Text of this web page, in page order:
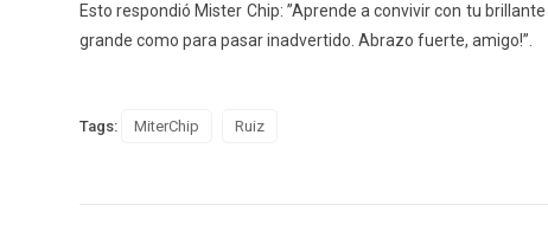
Esto respondió Mister Chip: ”Aprende a convivir con tu
grande como para pasar inadvertido. Abrazo fuerte, amigo!”.
Tags: MiterChip Ruiz